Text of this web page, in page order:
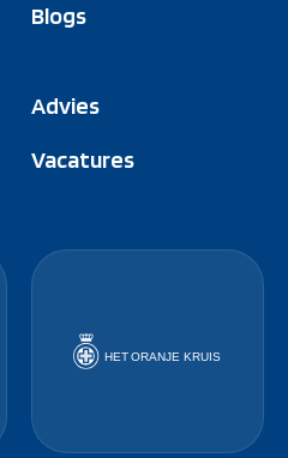
Blogs
Advies
Vacatures